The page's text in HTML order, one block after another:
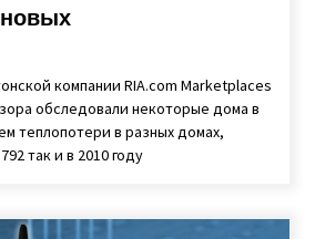
компании RIA.com Marketplaces
обследовали некоторые дома в
теплопотери в разных домах,
так и в 2010 году